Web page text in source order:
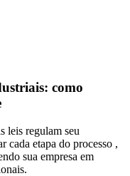
como
leis regulam seu
cada etapa do processo ,
sua empresa em